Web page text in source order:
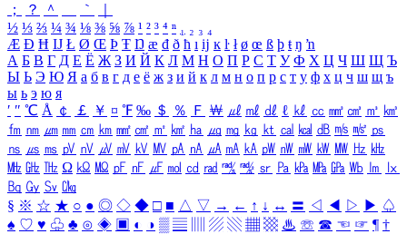
；
？ ＾ ｀
½ ⅓ ⅔ ¼ ¾ ⅛ ⅜ ⅝ ⅞ ¹ ² ³ ⁴ ⁿ ₁ ₂ ₃ ₄
Æ Ð Ħ Ĳ Ł Ø Œ Þ Ŧ Ŋ æ đ ð ħ ı ĳ ĸ ŀ ł ø œ ß þ ŧ ŋ ŉ
А Б В Г Д Е Ё Ж З И Й К Л М Н О П Р С Т У Ф Х Ц Ч Ш Щ Ъ
Ы Ь Э Ю Я а б в г д е ё ж з и й к л м н о п р с т у ф х ц ч ш щ ъ
ы ь э ю я
′ ″ ℃ Å ￠ ￡ ￥ ¤ ℉ ‰ ＄ ％ Ｆ ￦ ㎕ ㎖ ㎗ ℓ ㎘ ㏄ ㎣ ㎤ ㎥ ㎦
㎙ ㎚ ㎛ ㎜ ㎝ ㎞ ㎟ ㎠ ㎡ ㎢ ㏊ ㎍ ㎎ ㎏ ㏏ ㎈ ㎉ ㏈ ㎧ ㎨ ㎰
㎱ ㎲ ㎳ ㎴ ㎵ ㎶ ㎷ ㎸ ㎹ ㎀ ㎁ ㎂ ㎃ ㎄ ㎺ ㎻ ㎽ ㎾ ㎿ ㎐ ㎑
㎒ ㎓ ㎔ Ω ㏀ ㏁ ㎊ ㎋ ㎌ ㏖ ㏅ ㎭ ㎮ ㎯ ㏛ ㎩ ㎪ ㎫ ㎬ ㏝ ㏐
㏓
㏃ ㏉ ㏜ ㏆
§ ※ ☆ ★ ○ ● ◎ ◇ ◆ □ ■ △ ▽ → ← ↑ ↓ ↔ 〓 ◁ ◀ ▷ ▶ ♤
♠ ♡ ♥ ♧ ♣ ⊙ ◈ ▣ ◐ ◑ ▒ ▤ ▨ ▧ ▦ ▩ ♨ ☏ ☎ ☜ ☞ ¶ †